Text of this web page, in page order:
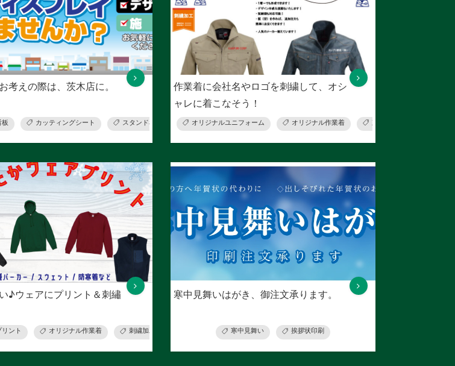
夏の定番商品 グッズプリント
考えの際は、茨木店に。
板 カッティングシート スタンド看板 データ加工 プレート看板 ポスター看板
作業着に会社名やロゴを刺繍して、オシ
ャレに着こなそう！
オリジナルユニフォーム オリジナル作業着 刺繍加工
♪ウェアにプリント＆刺繡
ント オリジナル作業着 刺繍加工 ウェアプリント
寒中見舞いはがき、御注文承ります。
寒中見舞い 挨拶状印刷